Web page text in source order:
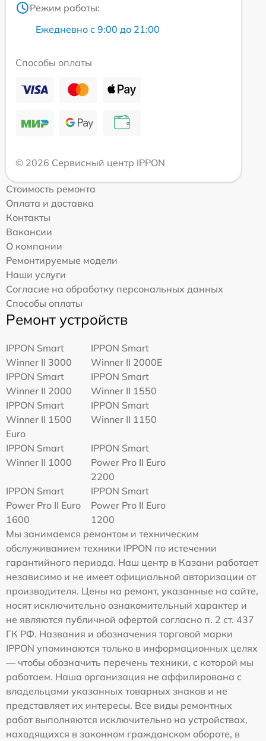
Режим работы:
Ежедневно с 9:00 до 21:00
Способы оплаты
© 2026 Сервисный центр IPPON
Стоимость ремонта
Оплата и доставка
Контакты
Вакансии
О компании
Ремонтируемые модели
Наши услуги
Согласие на обработку персональных данных
Способы оплаты
Ремонт устройств
IPPON Smart
Winner II 3000
IPPON Smart
Winner II 2000E
IPPON Smart
Winner II 2000
IPPON Smart
Winner II 1550
IPPON Smart
Winner II 1500
Euro
IPPON Smart
Winner II 1150
IPPON Smart
Winner II 1000
IPPON Smart
Power Pro II Euro
2200
IPPON Smart
Power Pro II Euro
1600
IPPON Smart
Power Pro II Euro
1200
Мы занимаемся ремонтом и техническим
обслуживанием техники IPPON по истечении
гарантийного периода. Наш центр в Казани работает
независимо и не имеет официальной авторизации от
производителя. Цены на ремонт, указанные на сайте,
носят исключительно ознакомительный характер и
не являются публичной офертой согласно п. 2 ст. 437
ГК РФ. Названия и обозначения торговой марки
IPPON упоминаются только в информационных целях
— чтобы обозначить перечень техники, с которой мы
работаем. Наша организация не аффилирована с
владельцами указанных товарных знаков и не
представляет их интересы. Все виды ремонтных
работ выполняются исключительно на устройствах,
находящихся в законном гражданском обороте, в